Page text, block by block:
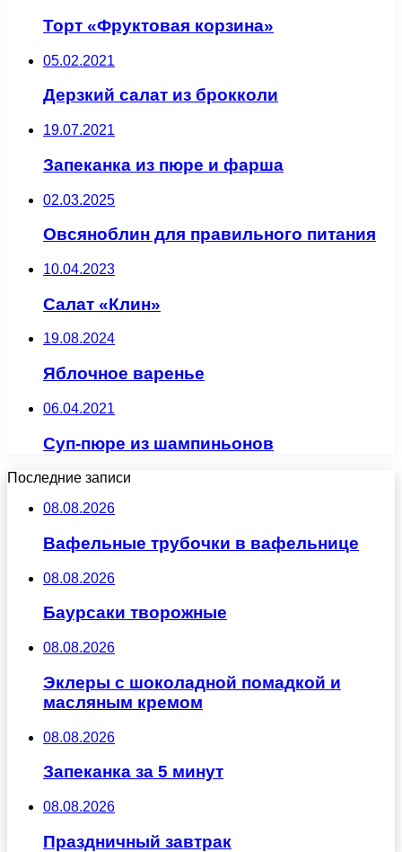
Торт «Фруктовая корзина»
05.02.2021
Дерзкий салат из брокколи
19.07.2021
Запеканка из пюре и фарша
02.03.2025
Овсяноблин для правильного питания
10.04.2023
Салат «Клин»
19.08.2024
Яблочное варенье
06.04.2021
Суп-пюре из шампиньонов
Последние записи
08.08.2026
Вафельные трубочки в вафельнице
08.08.2026
Баурсаки творожные
08.08.2026
Эклеры с шоколадной помадкой и
масляным кремом
08.08.2026
Запеканка за 5 минут
08.08.2026
Праздничный завтрак